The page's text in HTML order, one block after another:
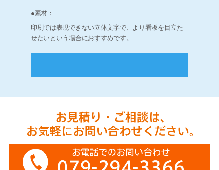
●素材：
印刷では表現できない立体文字で、より看板を目立た
せたいという場合におすすめです。